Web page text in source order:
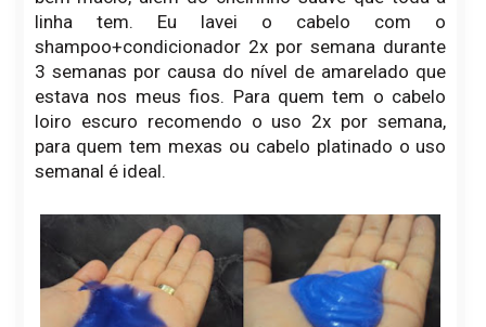
linha tem. Eu lavei o cabelo com o
shampoo+condicionador 2x por semana durante
3 semanas por causa do nível de amarelado que
estava nos meus fios. Para quem tem o cabelo
loiro escuro recomendo o uso 2x por semana,
para quem tem mexas ou cabelo platinado o uso
semanal é ideal.